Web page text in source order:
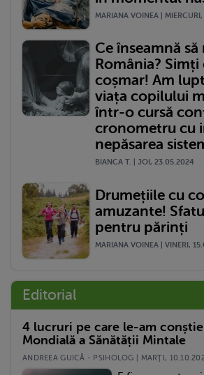
MARIANA VOINEA |
Ce înseamnă să
România?
coșmar! Am
viața copilului
într-o cursă
cronometru cu
nepăsarea
BIANCA T. | JOI, 23.05.2024
Drumețiile cu
amuzante!
pentru părinți
MARIANA VOINEA | VINERI,
Editorial
4 lucruri pe care le-am
Mondială a Sănătății Mintale
ANDREEA GUICĂ - PSIHOLOG | MARŢI,